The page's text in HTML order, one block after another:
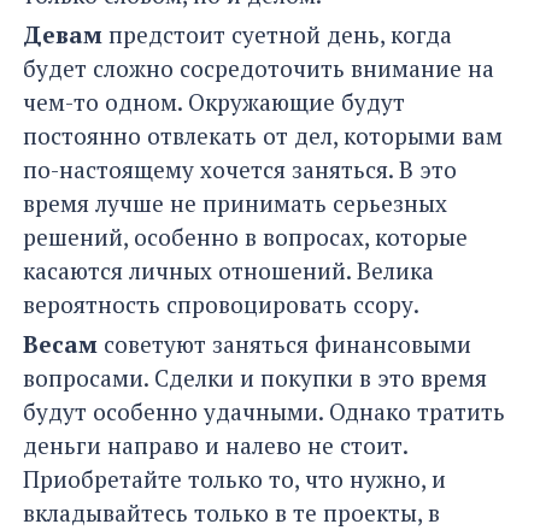
Девам предстоит суетной день, когда
будет сложно сосредоточить внимание на
чем-то одном. Окружающие будут
постоянно отвлекать от дел, которыми вам
по-настоящему хочется заняться. В это
время лучше не принимать серьезных
решений, особенно в вопросах, которые
касаются личных отношений. Велика
вероятность спровоцировать ссору.
Весам советуют заняться финансовыми
вопросами. Сделки и покупки в это время
будут особенно удачными. Однако тратить
деньги направо и налево не стоит.
Приобретайте только то, что нужно, и
вкладывайтесь только в те проекты, в